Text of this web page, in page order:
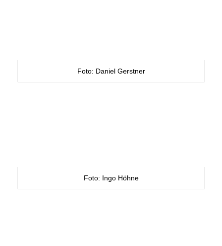
Foto: Daniel Gerstner
Foto: Ingo Höhne